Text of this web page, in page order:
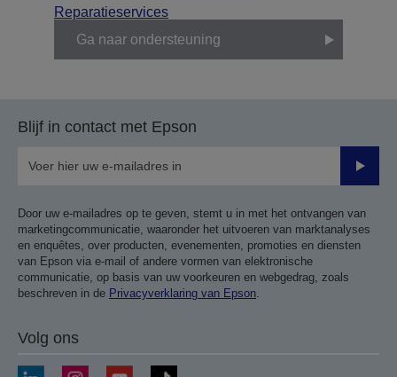
Reparatieservices
Ga naar ondersteuning
Blijf in contact met Epson
Door uw e-mailadres op te geven, stemt u in met het ontvangen van
marketingcommunicatie, waaronder het uitvoeren van marktanalyses
en enquêtes, over producten, evenementen, promoties en diensten
van Epson via e-mail of andere vormen van elektronische
communicatie, op basis van uw voorkeuren en webgedrag, zoals
beschreven in de Privacyverklaring van Epson.
Volg ons